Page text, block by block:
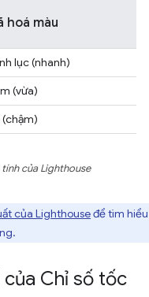
hoá màu
lục (nhanh)
(vừa)
của Lighthouse
của Lighthouseđể tìm hiểu
Chỉ số tốc